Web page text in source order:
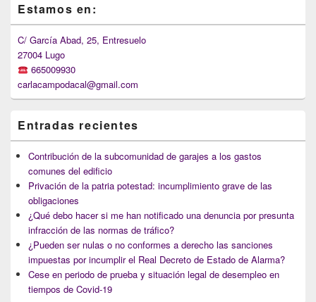
Sidebar
Widget
Area
Estamos en:
C/ García Abad, 25, Entresuelo
27004 Lugo
665009930
carlacampodacal@gmail.com
Entradas recientes
Contribución de la subcomunidad de garajes a los gastos
comunes del edificio
Privación de la patria potestad: incumplimiento grave de las
obligaciones
¿Qué debo hacer si me han notificado una denuncia por presunta
infracción de las normas de tráfico?
¿Pueden ser nulas o no conformes a derecho las sanciones
impuestas por incumplir el Real Decreto de Estado de Alarma?
Cese en periodo de prueba y situación legal de desempleo en
tiempos de Covid-19